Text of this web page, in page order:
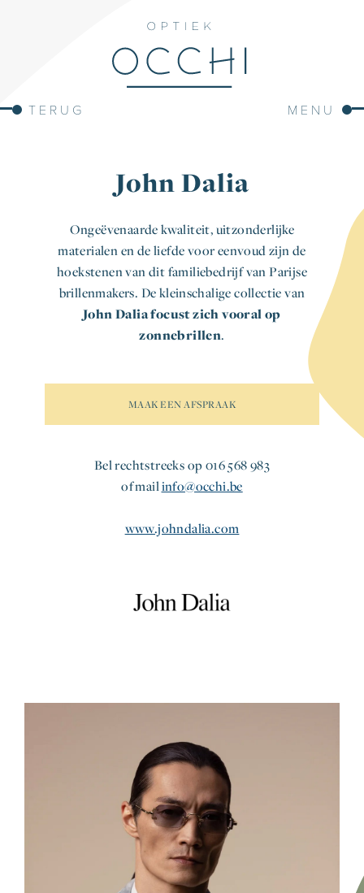
TERUG MENU
John Dalia
Ongeëvenaarde kwaliteit, uitzonderlijke
materialen en de liefde voor eenvoud zijn de
hoekstenen van dit familiebedrijf van Parijse
brillenmakers. De kleinschalige collectie van
John Dalia focust zich vooral op
zonnebrillen.
MAAK EEN AFSPRAAK
Bel rechtstreeks op 016 568 983
of mailinfo@occhi.be
www.johndalia.com